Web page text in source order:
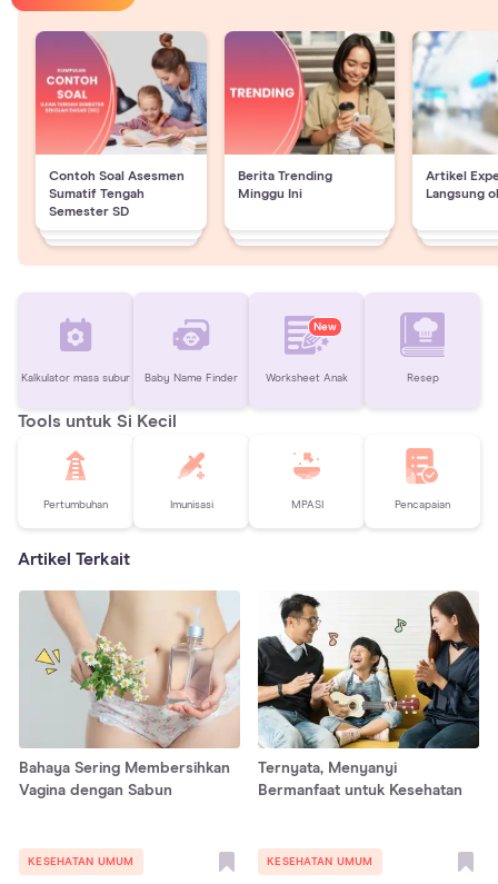
Contoh Soal Asesmen
Sumatif Tengah
Semester SD
Berita Trending
Minggu Ini
Artikel
Langsung
Kalkulator masa subur Baby Name Finder
New
Worksheet Anak Resep
Tools untuk Si Kecil
Pertumbuhan Imunisasi MPASI Pencapaian
Artikel Terkait
Bahaya Sering Membersihkan
Vagina dengan Sabun
KESEHATAN UMUM
Ternyata, Menyanyi
Bermanfaat untuk Kesehatan
KESEHATAN UMUM